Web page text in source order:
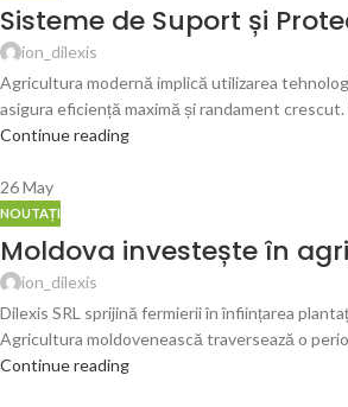
Sisteme de Suport și
ion_dilexis
Agricultura modernă implică utilizarea
asigura eficiență maximă și randament
Continue reading
26May
NOUTAȚI
Moldova investește în
ion_dilexis
Dilexis SRL sprijină fermierii în înființarea
Agricultura moldovenească traversează o
Continue reading